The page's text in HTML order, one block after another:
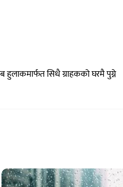
सिधै ग्राहकको घरमै पुग्ने